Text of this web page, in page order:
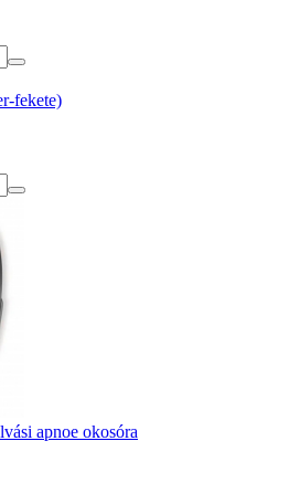
fekete)
apnoe okosóra